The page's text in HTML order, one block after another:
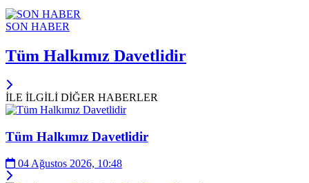
SON HABER
Tüm Halkımız Davetlidir
İLE İLGİLİ DİĞER HABERLER
Tüm Halkımız Davetlidir
04 Ağustos 2026, 10:48